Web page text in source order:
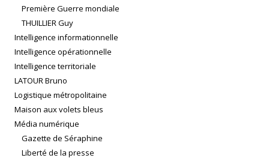
Première Guerre mondiale
THUILLIER Guy
Intelligence informationnelle
Intelligence opérationnelle
Intelligence territoriale
LATOUR Bruno
Logistique métropolitaine
Maison aux volets bleus
Média numérique
Gazette de Séraphine
Liberté de la presse